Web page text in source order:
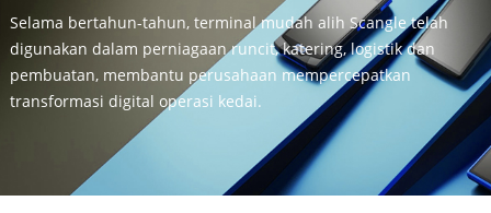
Selama bertahun-tahun, terminal mudah alih Scangle telah
digunakan dalam perniagaan runcit, katering, logistik dan
pembuatan, membantu perusahaan mempercepatkan
transformasi digital operasi kedai.